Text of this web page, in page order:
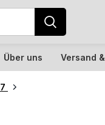
Über uns Versand